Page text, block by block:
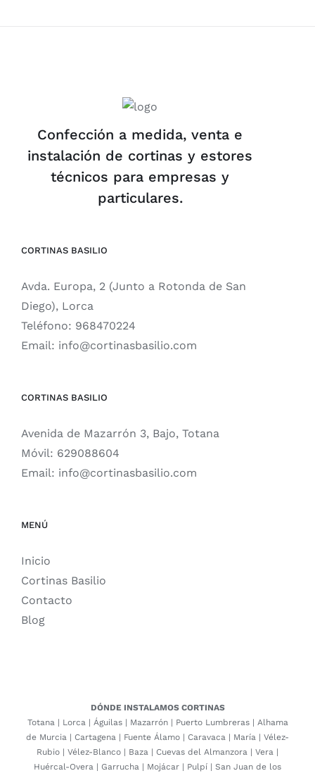
Confección a medida, venta e
instalación de cortinas y estores
técnicos para empresas y
particulares.
CORTINAS BASILIO
Avda. Europa, 2 (Junto a Rotonda de San
Diego), Lorca
Teléfono: 968470224
Email: info@cortinasbasilio.com
CORTINAS BASILIO
Avenida de Mazarrón 3, Bajo, Totana
Móvil: 629088604
Email: info@cortinasbasilio.com
MENÚ
Inicio
Cortinas Basilio
Contacto
Blog
DÓNDE INSTALAMOS CORTINAS
Totana| Lorca| Águilas| Mazarrón| Puerto Lumbreras| Alhama
de Murcia | Cartagena | Fuente Álamo | Caravaca | María | Vélez-
Rubio | Vélez-Blanco | Baza | Cuevas del Almanzora | Vera |
Huércal-Overa | Garrucha | Mojácar | Pulpí | San Juan de los